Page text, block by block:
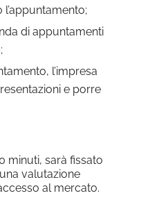
di appuntamenti
l’impresa
e porre
minuti, sarà fissato
valutazione
al mercato.